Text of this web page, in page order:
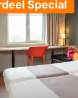
Special
foto